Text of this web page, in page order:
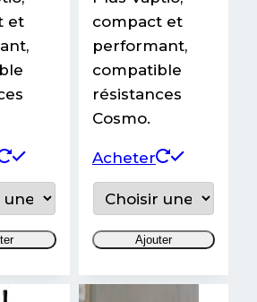
et
Ce
produit
a
plusieurs
variations.
Les
compact et
performant,
compatible
résistances
Cosmo.
Acheter
Ce
produit
a
plusieurs
Les
Ajouter